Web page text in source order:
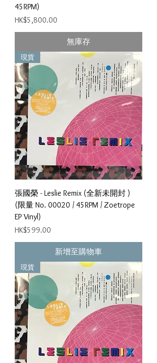
45RPM)
價格
HK$5,800.00
無庫存
現貨
張國榮 - Leslie Remix (全新未開封 )
(限量 No. 00020 / 45RPM / Zoetrope
EP Vinyl)
價格
HK$599.00
新增至購物車
現貨